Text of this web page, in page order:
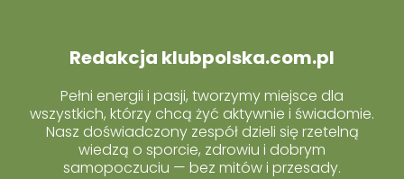
Redakcja klubpolska.com.pl
Pełni energii i pasji, tworzymy miejsce dla
wszystkich, którzy chcą żyć aktywnie i świadomie.
Nasz doświadczony zespół dzieli się rzetelną
wiedzą o sporcie, zdrowiu i dobrym
samopoczuciu — bez mitów i przesady.